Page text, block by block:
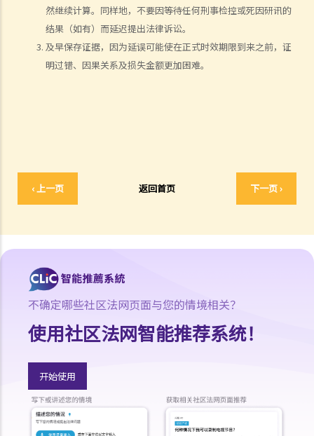
然继续计算。同样地，不要因等待任何刑事检控或死因研讯的
结果（如有）而延迟提出法律诉讼。
及早保存证据，因为延误可能使在正式时效期限到来之前，证
明过错、因果关系及损失金额更加困难。
‹ 上一页 返回首页 下一页 ›
赔偿项目
我的配偶在工作时因意外而死亡，我或我的家人可获哪些赔偿？
我在工作时因遇到意外而受伤及导致伤残，我或我的家人可获哪些赔
如何安排支付工伤赔偿？
全措施，我可否进一步提出申索？
保险
人寿保险
在处理索偿时，保险公司会否接受中医发出的医疗报告 / 医生纸？
如果我的保单已经失效，但我重新缴交保费以尝试令保单「复效」。我
可否在这段期间向保险公司索偿？
我为同一项目（如住院或家居意外）购买了数份保险。我可否从所有保
不确定哪些社区法网页面与您的情境相关？
使用社区法网智能推荐系统！
开始使用